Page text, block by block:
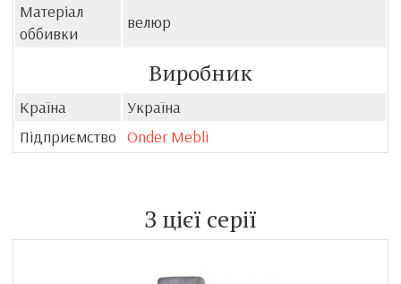
Матеріал
оббивки
велюр
Виробник
Країна
Україна
Підприємство Onder Mebli
З цієї серії